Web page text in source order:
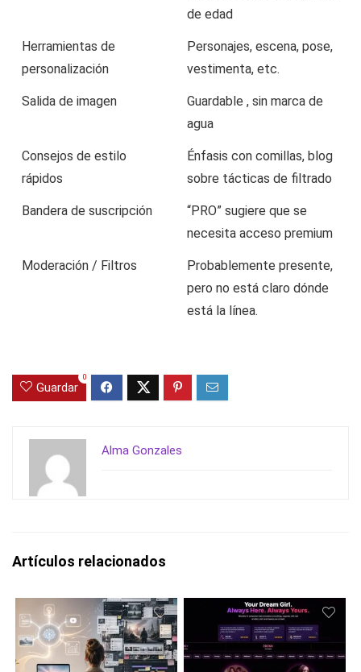
de edad
Herramientas de
personalización
Personajes, escena, pose,
vestimenta, etc.
Salida de imagen
Guardable , sin marca de
agua
Consejos de estilo
rápidos
Énfasis con comillas, blog
sobre tácticas de filtrado
Bandera de suscripción
“PRO” sugiere que se
necesita acceso premium
Moderación / Filtros
Probablemente presente,
pero no está claro dónde
está la línea.
Guardar
0
Alma Gonzales
Artículos relacionados